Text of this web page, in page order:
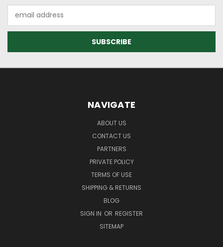
Address
NAVIGATE
ABOUT US
CONTACT US
PARTNERS
PRIVATE POLICY
TERMS OF USE
SHIPPING & RETURNS
BLOG
SIGN IN OR REGISTER
SITEMAP